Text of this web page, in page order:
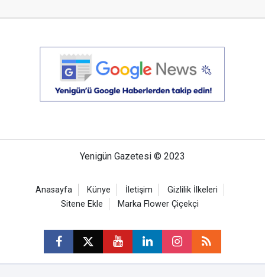
Yenigün Gazetesi © 2023
Anasayfa Künye İletişim
Gizlilik İlkeleri
Sitene Ekle
Marka Flower Çiçekçi